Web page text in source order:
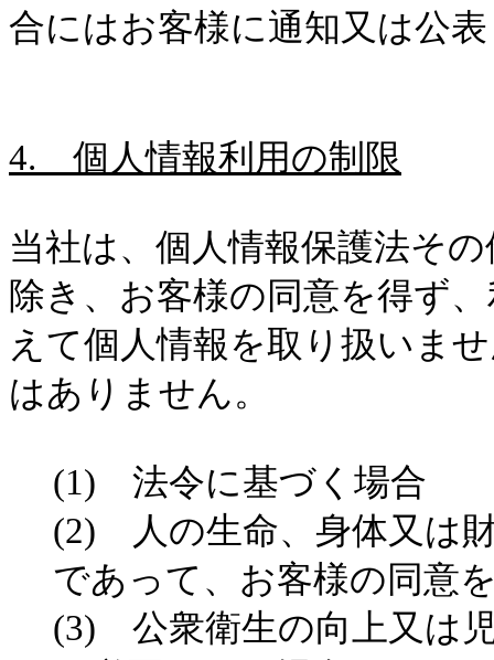
合にはお客様に通知又は公
4. 個人情報利用の制限
当社は、個人情報保護法そ
除き、お客様の同意を得ず
えて個人情報を取り扱いま
はありません。
(1) 法令に基づく場合
(2) 人の生命、身体又は
であって、お客様の同意
(3) 公衆衛生の向上又は